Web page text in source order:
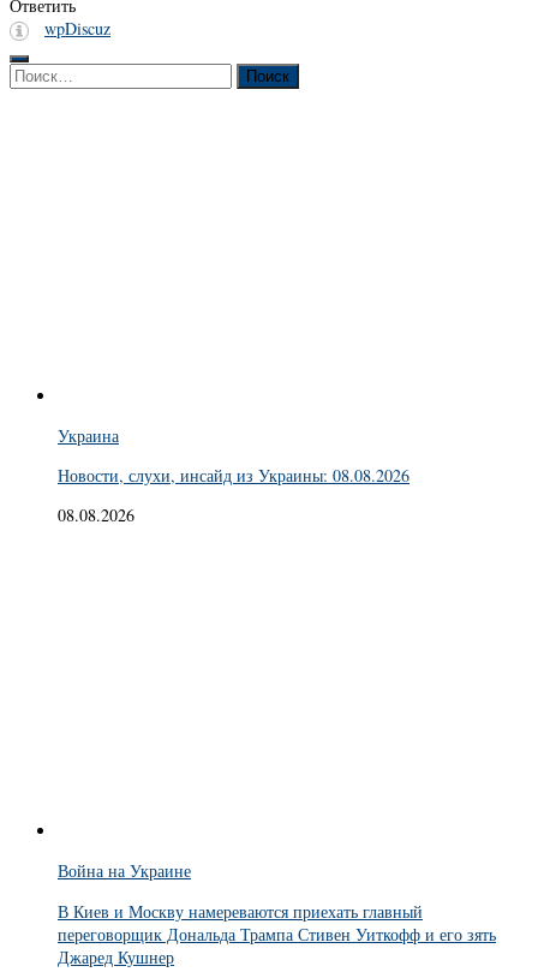
Ответить
wpDiscuz
Найти:
Украина
Новости, слухи, инсайд из Украины: 08.08.2026
08.08.2026
Война на Украине
В Киев и Москву намереваются приехать главный
переговорщик Дональда Трампа Стивен Уиткофф и его зять
Джаред Кушнер